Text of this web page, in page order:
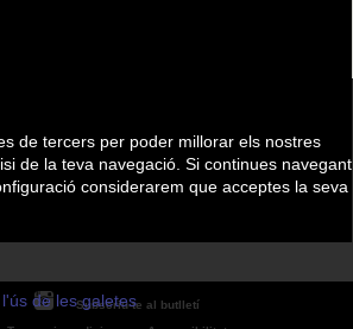
de tercers per poder millorar els nostres
de la teva navegació. Si continues navegant
considerarem que acceptes la seva
de les galetes
Subscriu-te al butlletí